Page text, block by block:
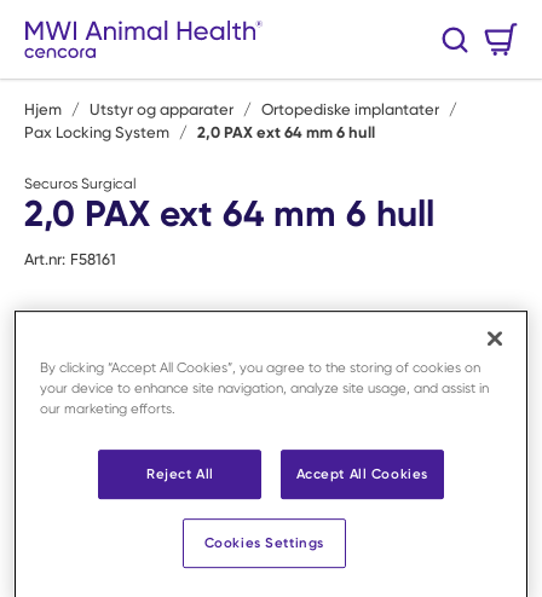
Hopp til hovedinnhold
Søk
Hjem / Utstyr og apparater / Ortopediske implantater /
Pax Locking System / 2,0 PAX ext 64 mm 6 hull
Securos Surgical
2,0 PAX ext 64 mm 6 hull
Art.nr: F58161
By clicking “Accept All Cookies”, you agree to the storing of cookies on
your device to enhance site navigation, analyze site usage, and assist in
our marketing efforts.
Reject All Accept All Cookies
Cookies Settings